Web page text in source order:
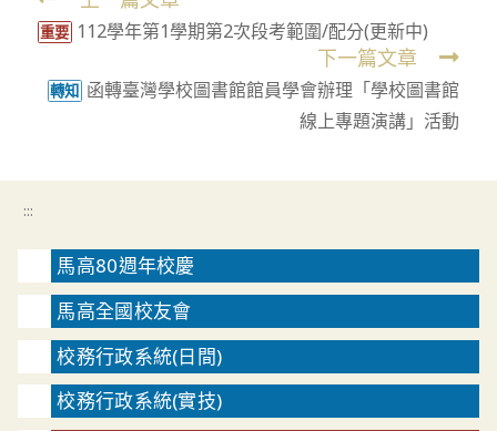
more
重要 112學年第1學期第2次段考範圍/配分(更新中)
下一篇文章
轉知 函轉臺灣學校圖書館館員學會辦理「學校圖書館
線上專題演講」活動
:::
馬高80週年校慶
馬高全國校友會
校務行政系統(日間)
校務行政系統(實技)